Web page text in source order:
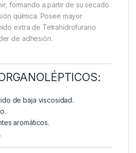
formando a partir de su secado
química. Posee mayor
extra de Tetrahidrofurano
de adhesión.
de baja viscosidad.
aromáticos.